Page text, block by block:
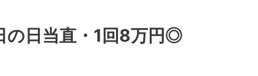
の日当直・1回8万円◎